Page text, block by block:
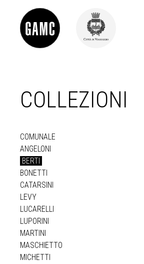
COLLEZIONI
COMUNALE
ANGELONI
BERTI
BONETTI
CATARSINI
LEVY
LUCARELLI
LUPORINI
MARTINI
MASCHIETTO
MICHETTI